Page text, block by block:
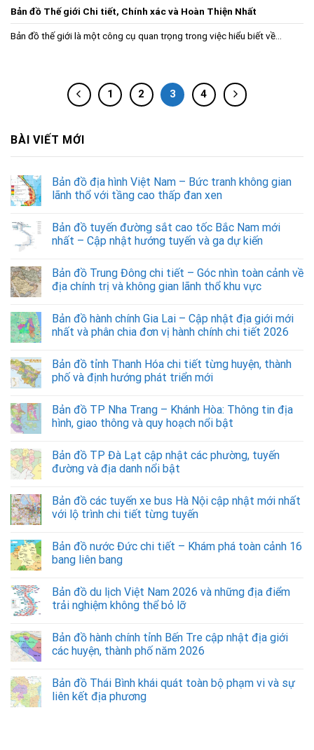
Bản đồ Thế giới Chi tiết, Chính xác và Hoàn Thiện Nhất
Bản đồ thế giới là một công cụ quan trọng trong việc hiểu biết về...
1 2 3 4
BÀI VIẾT MỚI
Bản đồ địa hình Việt Nam – Bức tranh không gian
lãnh thổ với tầng cao thấp đan xen
Bản đồ tuyến đường sắt cao tốc Bắc Nam mới
nhất – Cập nhật hướng tuyến và ga dự kiến
Bản đồ Trung Đông chi tiết – Góc nhìn toàn cảnh về
địa chính trị và không gian lãnh thổ khu vực
Bản đồ hành chính Gia Lai – Cập nhật địa giới mới
nhất và phân chia đơn vị hành chính chi tiết 2026
Bản đồ tỉnh Thanh Hóa chi tiết từng huyện, thành
phố và định hướng phát triển mới
Bản đồ TP Nha Trang – Khánh Hòa: Thông tin địa
hình, giao thông và quy hoạch nổi bật
Bản đồ TP Đà Lạt cập nhật các phường, tuyến
đường và địa danh nổi bật
Bản đồ các tuyến xe bus Hà Nội cập nhật mới nhất
với lộ trình chi tiết từng tuyến
Bản đồ nước Đức chi tiết – Khám phá toàn cảnh 16
bang liên bang
Bản đồ du lịch Việt Nam 2026 và những địa điểm
trải nghiệm không thể bỏ lỡ
Bản đồ hành chính tỉnh Bến Tre cập nhật địa giới
các huyện, thành phố năm 2026
Bản đồ Thái Bình khái quát toàn bộ phạm vi và sự
liên kết địa phương